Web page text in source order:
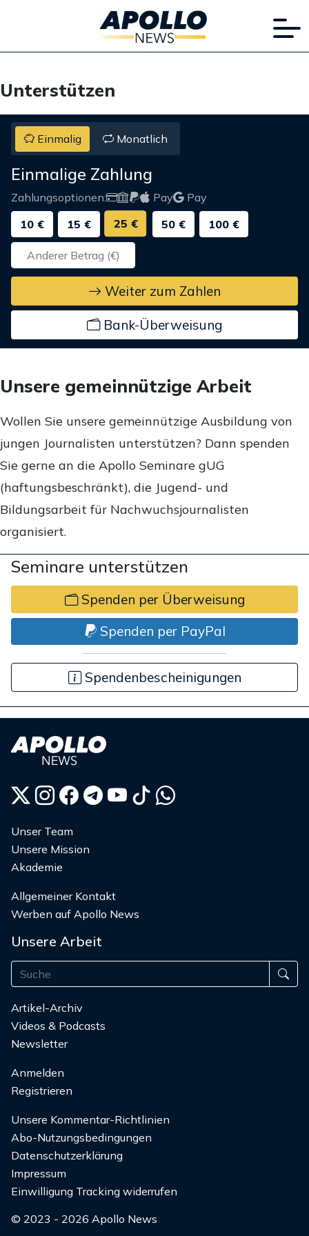
Unterstützen
Einmalig Monatlich
Einmalige Zahlung
Zahlungsoptionen: Pay
Pay
10 €
15 € 25 € 50 € 100 €
Weiter zum Zahlen
Bank-Überweisung
Unsere gemeinnützige Arbeit
Wollen Sie unsere gemeinnützige Ausbildung von
jungen Journalisten unterstützen? Dann spenden
Sie gerne an die Apollo Seminare gUG
(haftungsbeschränkt), die Jugend- und
Bildungsarbeit für Nachwuchsjournalisten
organisiert.
Seminare unterstützen
Spenden per Überweisung
Spenden per PayPal
Spendenbescheinigungen
Unser Team
Unsere Mission
Akademie
Allgemeiner Kontakt
Werben auf Apollo News
Unsere Arbeit
Artikel-Archiv
Videos & Podcasts
Newsletter
Anmelden
Registrieren
Unsere Kommentar-Richtlinien
Abo-Nutzungsbedingungen
Datenschutzerklärung
Impressum
Einwilligung Tracking widerrufen
© 2023 - 2026 Apollo News